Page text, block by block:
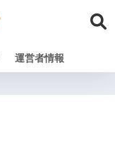
運営者情報